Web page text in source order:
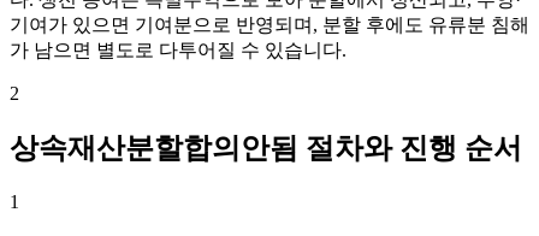
기여가 있으면 기여분으로 반영되며, 분할 후에도 유류분 침해
가 남으면 별도로 다투어질 수 있습니다.
2
상속재산분할합의안됨 절차와 진행 순서
1